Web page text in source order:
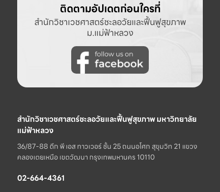
ติดตามอัปเดตก่อนใครที่
สำนักวิชาเวชศาสตร์ชะลอวัยและฟื้นฟูสุขภาพ
ม.แม่ฟ้าหลวง
สำนักวิชาเวชศาสตร์ชะลอวัยและฟื้นฟูสุขภาพ มหาวิทยาลัย
แม่ฟ้าหลวง
36/87-88 ตึก พี เอส ทาวเวอร์ ชั้น 25 ถนนอโศก สุขุมวิท 21 แขวง
คลองเตยเหนือ เขตวัฒนา กรุงเทพมหานคร 10110
02-664-4361